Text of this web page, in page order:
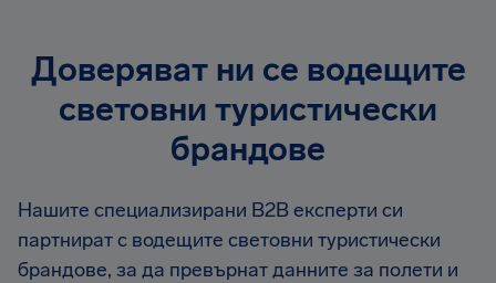
Доверяват ни се водещите
световни туристически
брандове
Нашите специализирани B2B експерти си
партнират с водещите световни туристически
брандове, за да превърнат данните за полети и